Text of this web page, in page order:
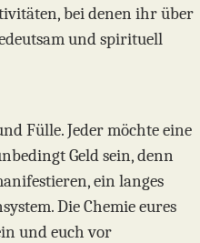
bei denen ihr über
und spirituell
Fülle. Jeder möchte eine
Geld sein, denn
ein langes
Die Chemie eures
und euch vor